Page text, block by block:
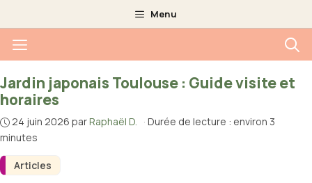
au
contenu
Menu
Menu
Articles
Jardin japonais Toulouse : Guide visite et
horaires
24 juin 2026 parRaphaël D. · Durée de lecture : environ 3
minutes